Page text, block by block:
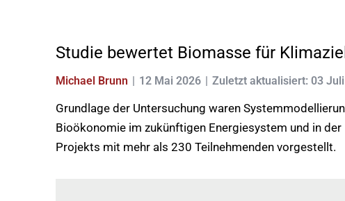
Studie bewertet Biomasse für
Michael Brunn 12 Mai 2026 Zuletzt aktualisiert: 03
Grundlage der Untersuchung waren
Bioökonomie im zukünftigen Energiesystem und in
Projekts mit mehr als 230 Teilnehmenden vorgestellt.